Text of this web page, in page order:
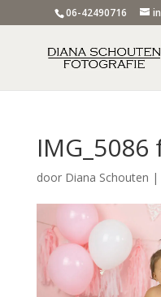
06-42490716
IMG_5086
door Diana Schouten |